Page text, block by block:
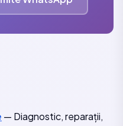
— Diagnostic, reparații,